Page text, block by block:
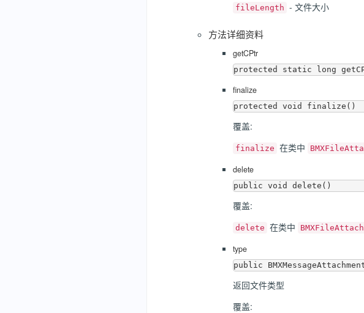
fileLength - 文件大小
方法详细资料
getCPtr
finalize
覆盖:
finalize 在类中
delete
覆盖:
delete 在类中
type
返回文件类型
覆盖: